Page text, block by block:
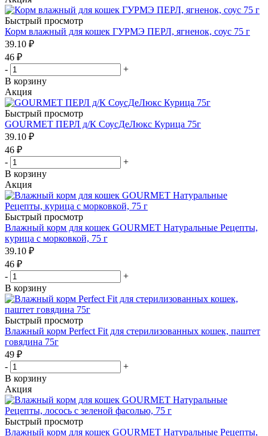
Быстрый просмотр
Корм влажный для кошек ГУРМЭ ПЕРЛ, ягненок, соус 75 г
39.10 ₽
46 ₽
-
+
В корзину
Акция
Быстрый просмотр
GOURMET ПЕРЛ д/К СоусДеЛюкс Курица 75г
39.10 ₽
46 ₽
-
+
В корзину
Акция
Быстрый просмотр
Влажный корм для кошек GOURMET Натуральные Рецепты,
курица с морковкой, 75 г
39.10 ₽
46 ₽
-
+
В корзину
Быстрый просмотр
Влажный корм Perfect Fit для стерилизованных кошек, паштет
говядина 75г
49 ₽
-
+
В корзину
Акция
Быстрый просмотр
Влажный корм для кошек GOURMET Натуральные Рецепты,